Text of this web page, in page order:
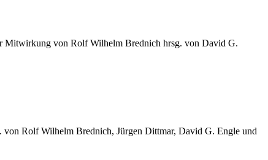
Mitwirkung von Rolf Wilhelm Brednich hrsg. von David G.
Rolf Wilhelm Brednich, Jürgen Dittmar, David G. Engle und